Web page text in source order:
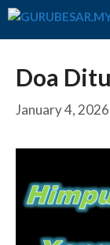
Skip
Doa
January 4, 2026